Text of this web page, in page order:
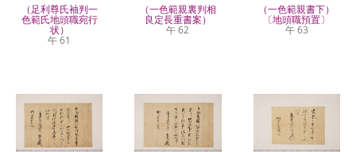
（足利尊氏袖判一
色範氏地頭職宛行
状）
午 61
（一色範親裏判相
良定長重書案）
午 62
（一色範親書下）
〔地頭職預置〕
午 63